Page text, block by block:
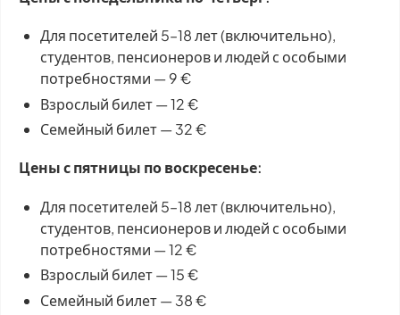
Для посетителей 5–18 лет (включительно),
студентов, пенсионеров и людей с особыми
потребностями — 9 €
Взрослый билет — 12 €
Семейный билет — 32 €
Цены с пятницы по воскресенье:
Для посетителей 5–18 лет (включительно),
студентов, пенсионеров и людей с особыми
потребностями — 12 €
Взрослый билет — 15 €
Семейный билет — 38 €